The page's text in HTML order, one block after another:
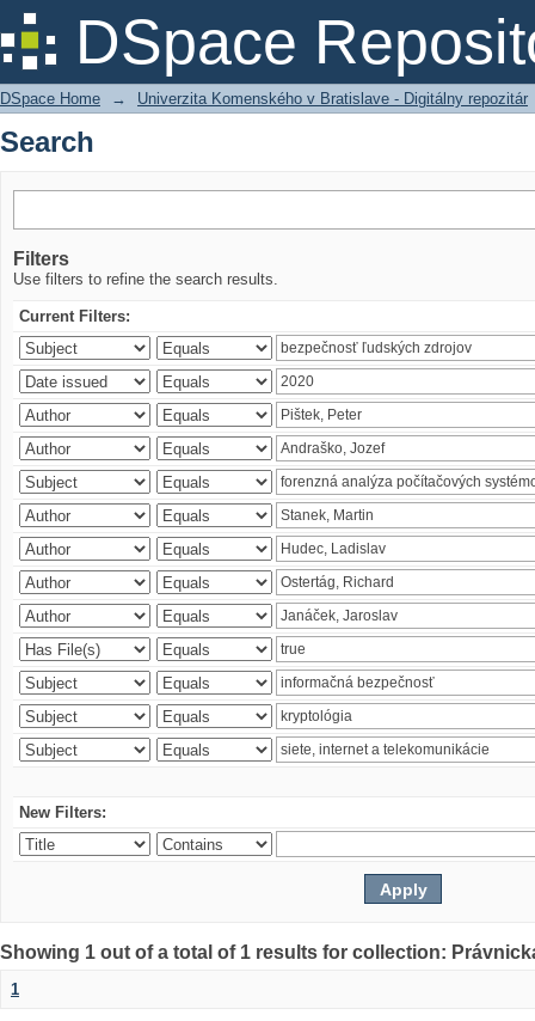
DSpace
Search
DSpace Home → Univerzita Komenského v Bratislave - Digitálny repozitár
Search
Filters
Use filters to refine the search results.
Current Filters:
New Filters:
Showing 1 out of a total of 1 results for collection:
1